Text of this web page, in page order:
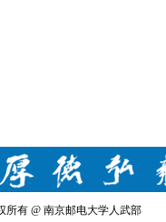
所有 @ 南京邮电大学人武